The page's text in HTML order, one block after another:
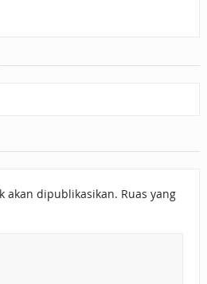
akan dipublikasikan. Ruas yang